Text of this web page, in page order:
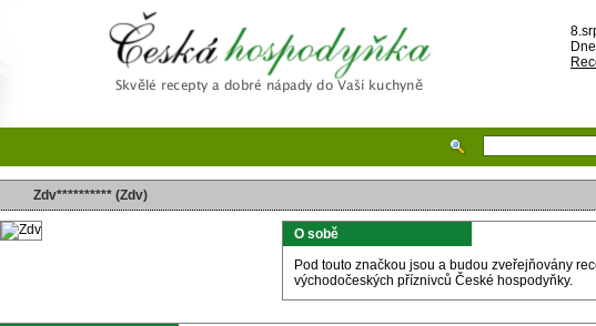
Česká hospodyňka
Zdv********** (Zdv)
O sobě
Pod touto značkou jsou a budou zveřejňovány
východočeských příznivců České hospodyňky.